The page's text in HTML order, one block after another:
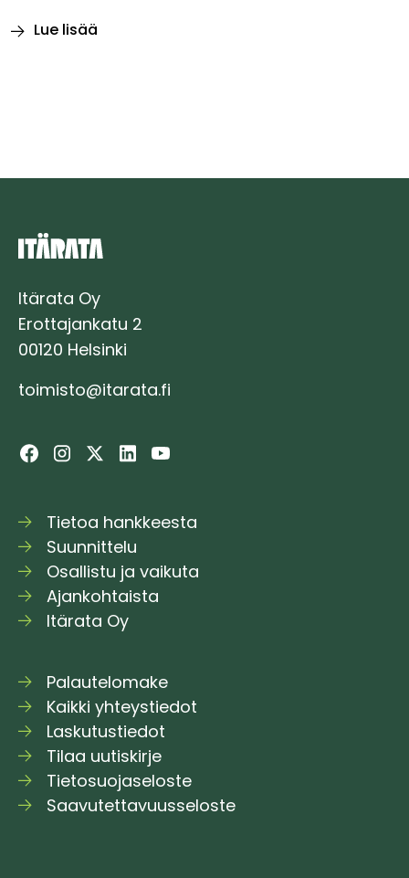
Lue lisää
Itärata Oy
Erottajankatu 2
00120 Helsinki
toimisto@itarata.fi
Tietoa hankkeesta
Suunnittelu
Osallistu ja vaikuta
Ajankohtaista
Itärata Oy
Palautelomake
Kaikki yhteystiedot
Laskutustiedot
Tilaa uutiskirje
Tietosuojaseloste
Saavutettavuusseloste